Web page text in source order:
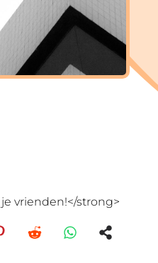
vrienden!</strong>